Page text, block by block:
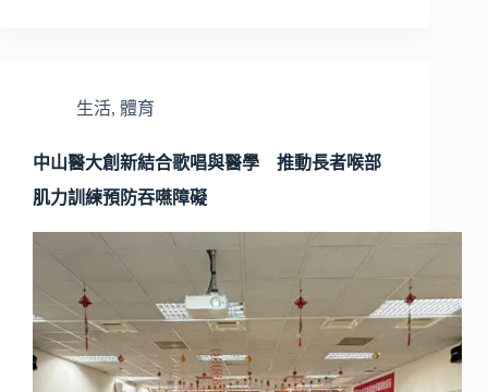
生活, 體育
中山醫大創新結合歌唱與醫學 推動長者喉部
肌力訓練預防吞嚥障礙